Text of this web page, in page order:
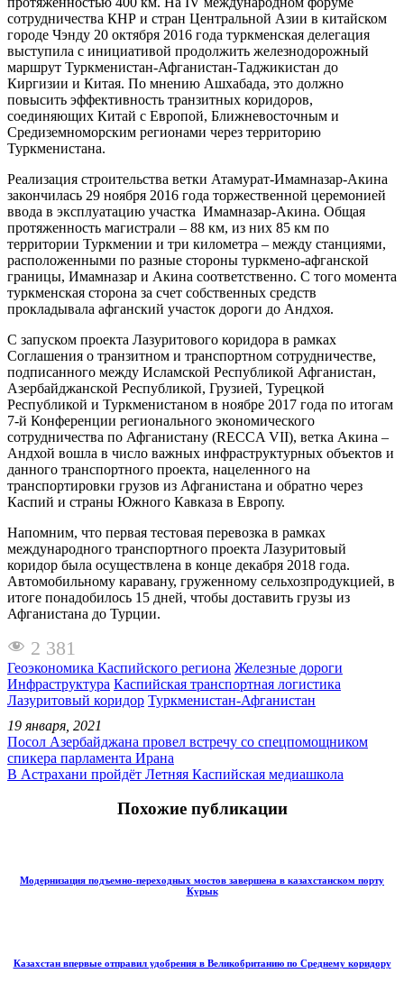
сотрудничества КНР и стран Центральной Азии в китайском
городе Чэнду 20 октября 2016 года туркменская делегация
выступила с инициативой продолжить железнодорожный
маршрут Туркменистан-Афганистан-Таджикистан до
Киргизии и Китая. По мнению Ашхабада, это должно
повысить эффективность транзитных коридоров,
соединяющих Китай с Европой, Ближневосточным и
Средиземноморским регионами через территорию
Туркменистана.
Реализация строительства ветки Атамурат-Имамназар-Акина
закончилась 29 ноября 2016 года торжественной церемонией
ввода в эксплуатацию участка Имамназар-Акина. Общая
протяженность магистрали – 88 км, из них 85 км по
территории Туркмении и три километра – между станциями,
расположенными по разные стороны туркмено-афганской
границы, Имамназар и Акина соответственно. С того момента
туркменская сторона за счет собственных средств
прокладывала афганский участок дороги до Андхоя.
С запуском проекта Лазуритового коридора в рамках
Соглашения о транзитном и транспортном сотрудничестве,
подписанного между Исламской Республикой Афганистан,
Азербайджанской Республикой, Грузией, Турецкой
Республикой и Туркменистаном в ноябре 2017 года по итогам
7-й Конференции регионального экономического
сотрудничества по Афганистану (RECCA VII), ветка Акина –
Андхой вошла в число важных инфраструктурных объектов и
данного транспортного проекта, нацеленного на
транспортировки грузов из Афганистана и обратно через
Каспий и страны Южного Кавказа в Европу.
Напомним, что первая тестовая перевозка в рамках
международного транспортного проекта Лазуритовый
коридор была осуществлена в конце декабря 2018 года.
Автомобильному каравану, груженному сельхозпродукцией, в
итоге понадобилось 15 дней, чтобы доставить грузы из
Афганистана до Турции.
2 381
Геоэкономика Каспийского региона Железные дороги
Инфраструктура Каспийская транспортная логистика
Лазуритовый коридор Туркменистан-Афганистан
19 января, 2021
Посол Азербайджана провел встречу со спецпомощником
спикера парламента Ирана
В Астрахани пройдёт Летняя Каспийская медиашкола
Похожие публикации
Модернизация подъемно-переходных мостов завершена в казахстанском порту
Курык
Казахстан впервые отправил удобрения в Великобританию по Среднему коридору